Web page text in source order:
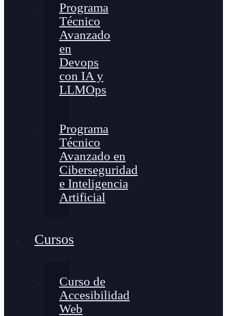
Programa
Técnico
Avanzado
en
Devops
con IA y
LLMOps
Programa
Técnico
Avanzado en
Ciberseguridad
e Inteligencia
Artificial
Cursos
Curso de
Accesibilidad
Web